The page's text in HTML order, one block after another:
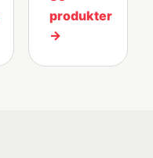
produkter
→